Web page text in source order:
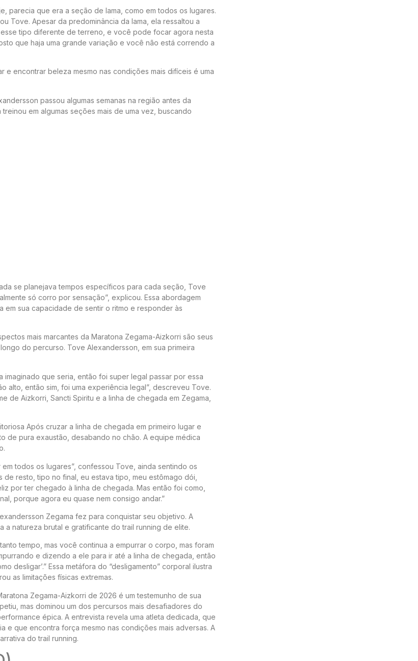
parecia que era a seção de lama, como em todos os lugares.
Tove. Apesar da predominância da lama, ela ressaltou a
tipo diferente de terreno, e você pode focar agora nesta
que haja uma grande variação e você não está correndo a
encontrar beleza mesmo nas condições mais difíceis é uma
passou algumas semanas na região antes da
em algumas seções mais de uma vez, buscando
se planejava tempos específicos para cada seção, Tove
só corro por sensação”, explicou. Essa abordagem
sua capacidade de sentir o ritmo e responder às
mais marcantes da Maratona Zegama-Aizkorri são seus
do percurso. Tove Alexandersson, em sua primeira
imaginado que seria, então foi super legal passar por essa
alto, então sim, foi uma experiência legal”, descreveu Tove.
de Aizkorri, Sancti Spiritu e a linha de chegada em Zegama,
Após cruzar a linha de chegada em primeiro lugar e
de pura exaustão, desabando no chão. A equipe médica
todos os lugares”, confessou Tove, ainda sentindo os
resto, tipo no final, eu estava tipo, meu estômago dói,
por ter chegado à linha de chegada. Mas então foi como,
porque agora eu quase nem consigo andar.”
Zegama fez para conquistar seu objetivo. A
a natureza brutal e gratificante do trail running de elite.
tempo, mas você continua a empurrar o corpo, mas foram
e dizendo a ele para ir até a linha de chegada, então
desligar’.” Essa metáfora do “desligamento” corporal ilustra
as limitações físicas extremas.
Zegama-Aizkorri de 2026 é um testemunho de sua
mas dominou um dos percursos mais desafiadores do
épica. A entrevista revela uma atleta dedicada, que
e que encontra força mesmo nas condições mais adversas. A
do trail running.